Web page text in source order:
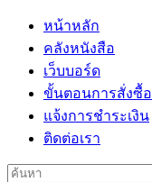
หน้าหลัก
คลังหนังสือ
เว็บบอร์ด
ขั้นตอนการสั่งซื้อ
แจ้งการชำระเงิน
ติดต่อเรา